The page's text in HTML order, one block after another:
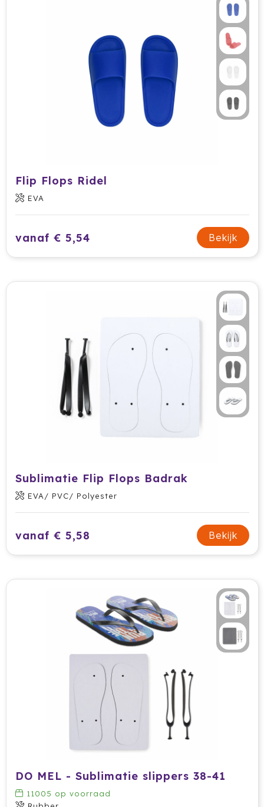
Flip Flops Ridel
EVA
vanaf € 5,54 Bekijk
Sublimatie Flip Flops Badrak
EVA/ PVC/ Polyester
vanaf € 5,58 Bekijk
DO MEL - Sublimatie slippers 38-41
11005 op voorraad